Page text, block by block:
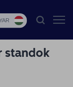
standok